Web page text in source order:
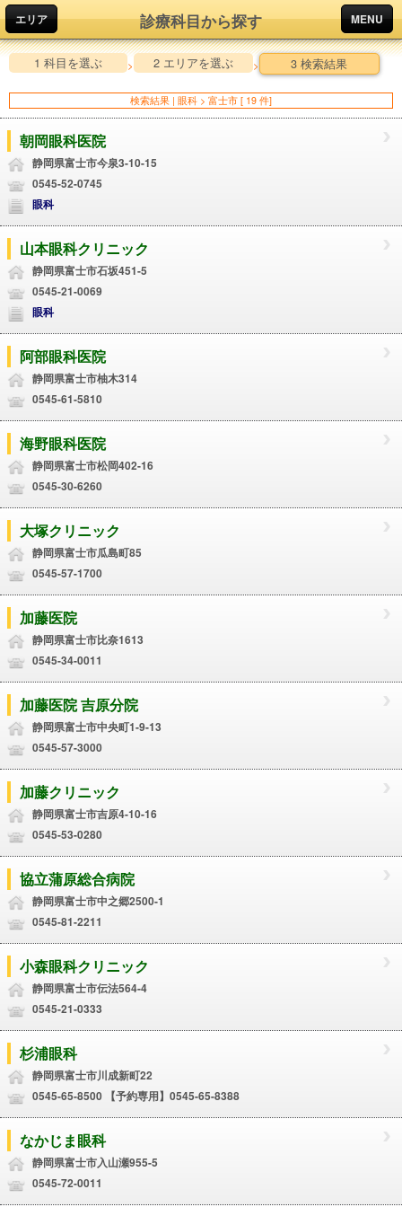
エリア 診療科目から探す MENU
1 科目を選ぶ > 2 エリアを選ぶ > 3 検索結果
検索結果 | 眼科 > 富士市 [ 19 件]
朝岡眼科医院
静岡県富士市今泉3-10-15
0545-52-0745
眼科
山本眼科クリニック
静岡県富士市石坂451-5
0545-21-0069
眼科
阿部眼科医院
静岡県富士市柚木314
0545-61-5810
海野眼科医院
静岡県富士市松岡402-16
0545-30-6260
大塚クリニック
静岡県富士市瓜島町85
0545-57-1700
加藤医院
静岡県富士市比奈1613
0545-34-0011
加藤医院 吉原分院
静岡県富士市中央町1-9-13
0545-57-3000
加藤クリニック
静岡県富士市吉原4-10-16
0545-53-0280
協立蒲原総合病院
静岡県富士市中之郷2500-1
0545-81-2211
小森眼科クリニック
静岡県富士市伝法564-4
0545-21-0333
杉浦眼科
静岡県富士市川成新町22
0545-65-8500 【予約専用】0545-65-8388
なかじま眼科
静岡県富士市入山瀬955-5
0545-72-0011